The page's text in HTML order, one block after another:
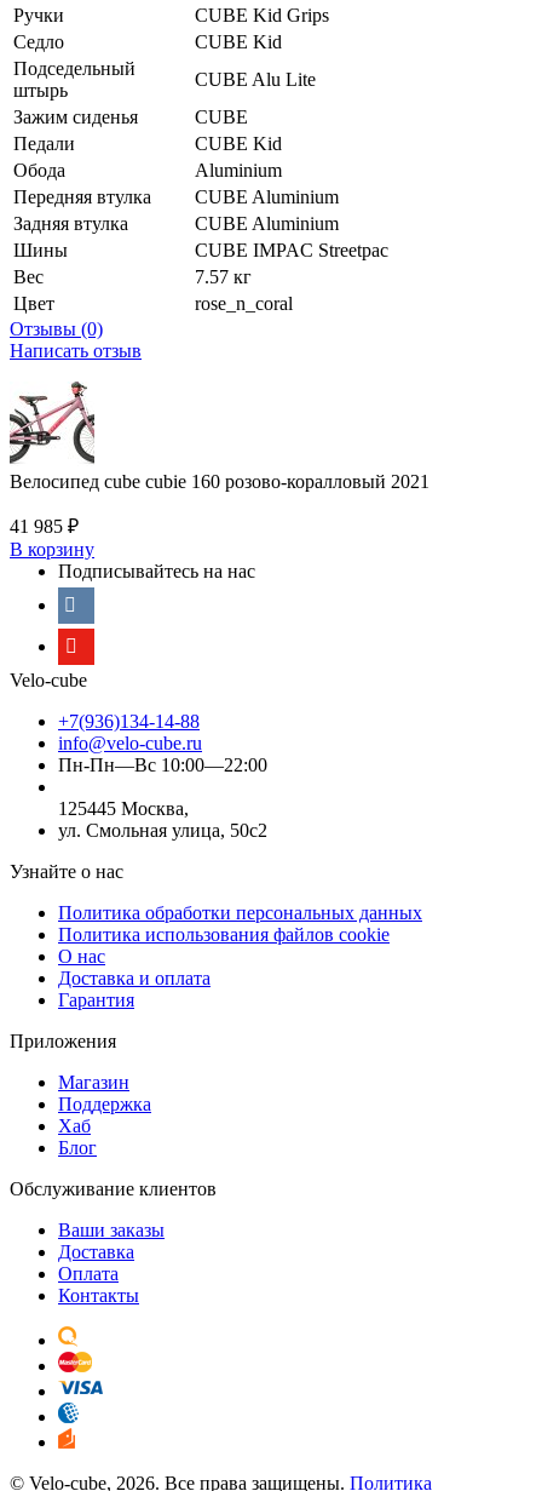
Ручки
CUBE Kid Grips
Седло
CUBE Kid
Подседельный
штырь
CUBE Alu Lite
Зажим сиденья
CUBE
Педали
CUBE Kid
Обода
Aluminium
Передняя втулка
CUBE Aluminium
Задняя втулка
CUBE Aluminium
Шины
CUBE IMPAC Streetpac
Вес
7.57 кг
Цвет
rose_n_coral
Отзывы (0)
Написать отзыв
Велосипед cube cubie 160 розово-коралловый 2021
41 985 ₽
В корзину
Подписывайтесь на нас
Velo-cube
+7(936)134-14-88
info@velo-cube.ru
Пн-Пн—Вс 10:00—22:00
125445 Москва,
ул. Смольная улица, 50с2
Узнайте о нас
Политика обработки персональных данных
Политика использования файлов cookie
О нас
Доставка и оплата
Гарантия
Приложения
Магазин
Поддержка
Хаб
Блог
Обслуживание клиентов
Ваши заказы
Доставка
Оплата
Контакты
© Velo-cube, 2026. Все права защищены. Политика